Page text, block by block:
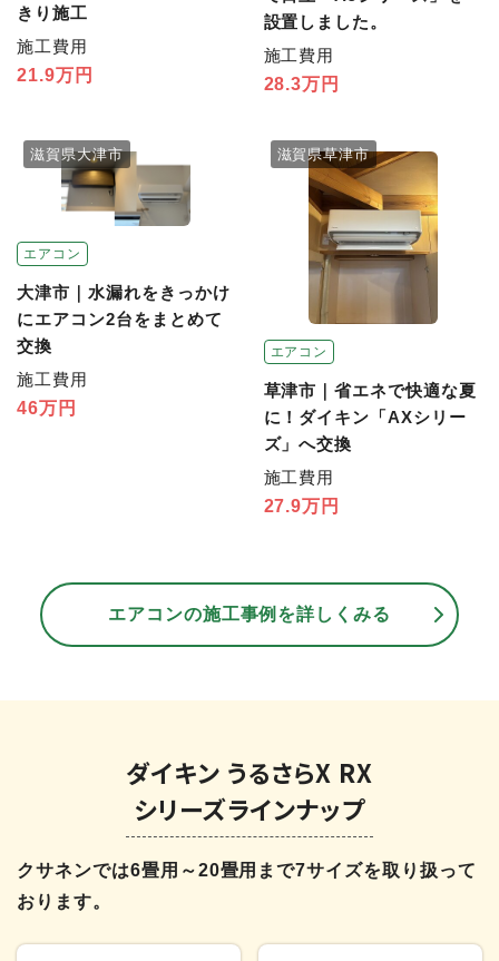
きり施工
施工費用
21.9万円
設置しました。
施工費用
28.3万円
エアコン
滋賀県大津市
大津市｜水漏れをきっかけ
にエアコン2台をまとめて
交換
施工費用
46万円
エアコン
滋賀県草津市
草津市｜省エネで快適な夏
に！ダイキン「AXシリー
ズ」へ交換
施工費用
27.9万円
エアコンの施工事例を詳しくみる
ダイキン うるさらX RX
シリーズラインナップ
クサネンでは6畳用～20畳用まで7サイズを取り扱って
おります。